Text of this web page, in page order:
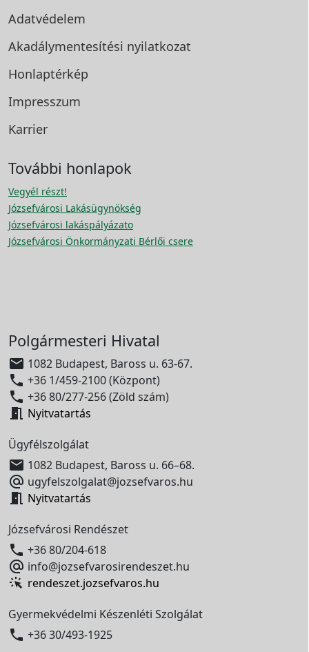
Adatvédelem
Akadálymentesítési nyilatkozat
Honlaptérkép
Impresszum
Karrier
További honlapok
Vegyél részt!
Józsefvárosi Lakásügynökség
Józsefvárosi lakáspályázato
Józsefvárosi Önkormányzati Bérlői csere
Polgármesteri Hivatal
 1082 Budapest, Baross u. 63-67.
 +36 1/459-2100 (Központ)
 +36 80/277-256 (Zöld szám)
 Nyitvatartás
Ügyfélszolgálat
 1082 Budapest, Baross u. 66–68.
 ugyfelszolgalat@jozsefvaros.hu
 Nyitvatartás
Józsefvárosi Rendészet
 +36 80/204-618
 info@jozsefvarosirendeszet.hu
rendeszet.jozsefvaros.hu
Gyermekvédelmi Készenléti Szolgálat
 +36 30/493-1925